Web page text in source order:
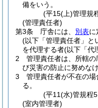
備をいう。
(平15(上)管理規
(管理責任者)
第3条
庁舎には、 別表に
(以下「管理責任者」と
を代理する者(以下「代
2
管理責任者は、所轄
び災害の防止に努めな
3
管理責任者が不在の
る。
(平11(水)管規程
(室内管理者)